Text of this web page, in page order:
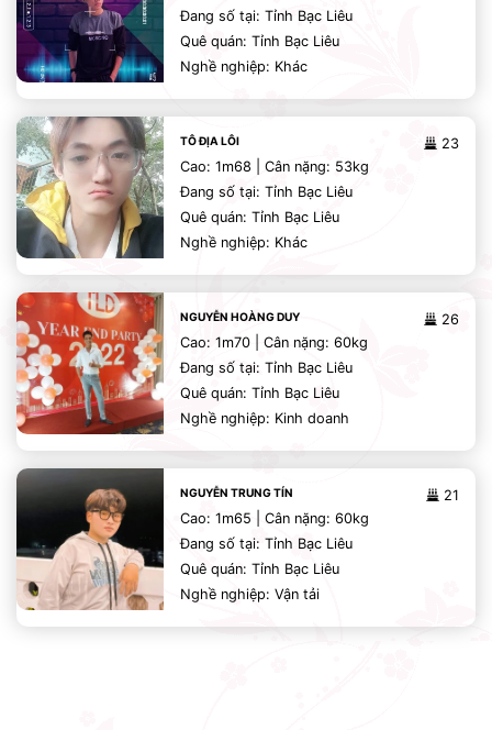
Đang số tại: Tỉnh Bạc Liêu
Quê quán: Tỉnh Bạc Liêu
Nghề nghiệp: Khác
23
TÔ ĐỊA LÔI
Cao: 1m68 | Cân nặng: 53kg
Đang số tại: Tỉnh Bạc Liêu
Quê quán: Tỉnh Bạc Liêu
Nghề nghiệp: Khác
26
NGUYỄN HOÀNG DUY
Cao: 1m70 | Cân nặng: 60kg
Đang số tại: Tỉnh Bạc Liêu
Quê quán: Tỉnh Bạc Liêu
Nghề nghiệp: Kinh doanh
21
NGUYỄN TRUNG TÍN
Cao: 1m65 | Cân nặng: 60kg
Đang số tại: Tỉnh Bạc Liêu
Quê quán: Tỉnh Bạc Liêu
Nghề nghiệp: Vận tải